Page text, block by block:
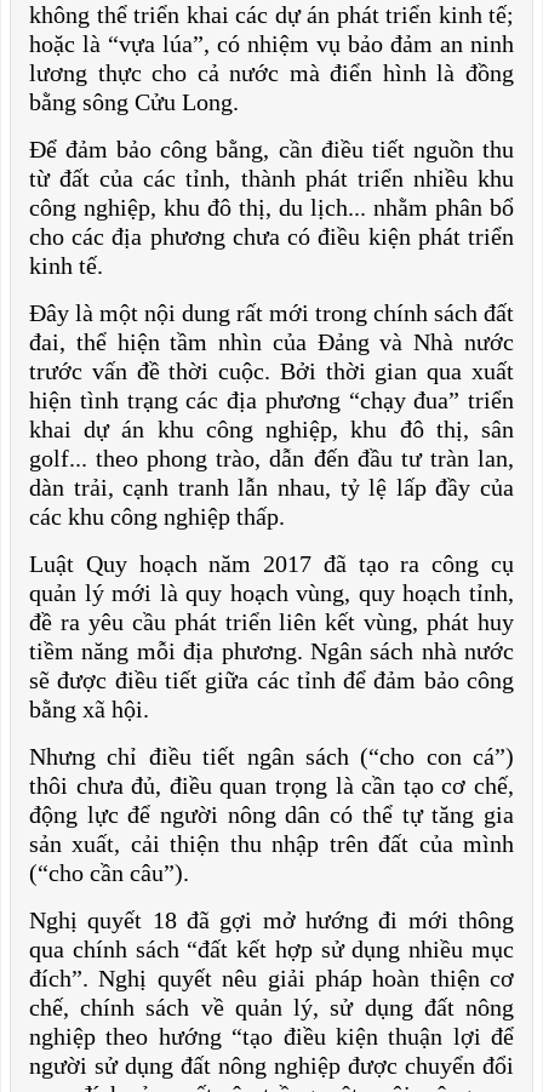
không thể triển khai các dự án phát triển kinh tế;
hoặc là “vựa lúa”, có nhiệm vụ bảo đảm an ninh
lương thực cho cả nước mà điển hình là đồng
bằng sông Cửu Long.
Để đảm bảo công bằng, cần điều tiết nguồn thu
từ đất của các tỉnh, thành phát triển nhiều khu
công nghiệp, khu đô thị, du lịch... nhằm phân bổ
cho các địa phương chưa có điều kiện phát triển
kinh tế.
Đây là một nội dung rất mới trong chính sách đất
đai, thể hiện tầm nhìn của Đảng và Nhà nước
trước vấn đề thời cuộc. Bởi thời gian qua xuất
hiện tình trạng các địa phương “chạy đua” triển
khai dự án khu công nghiệp, khu đô thị, sân
golf... theo phong trào, dẫn đến đầu tư tràn lan,
dàn trải, cạnh tranh lẫn nhau, tỷ lệ lấp đầy của
các khu công nghiệp thấp.
Luật Quy hoạch năm 2017 đã tạo ra công cụ
quản lý mới là quy hoạch vùng, quy hoạch tỉnh,
đề ra yêu cầu phát triển liên kết vùng, phát huy
tiềm năng mỗi địa phương. Ngân sách nhà nước
sẽ được điều tiết giữa các tỉnh để đảm bảo công
bằng xã hội.
Nhưng chỉ điều tiết ngân sách (“cho con cá”)
thôi chưa đủ, điều quan trọng là cần tạo cơ chế,
động lực để người nông dân có thể tự tăng gia
sản xuất, cải thiện thu nhập trên đất của mình
(“cho cần câu”).
Nghị quyết 18đã gợi mở hướng đi mới thông
qua chính sách “đất kết hợp sử dụng nhiều mục
đích”. Nghị quyết nêu giải pháp hoàn thiện cơ
chế, chính sách về quản lý, sử dụng đất nông
nghiệp theo hướng “tạo điều kiện thuận lợi để
người sử dụng đất nông nghiệp được chuyển đổi